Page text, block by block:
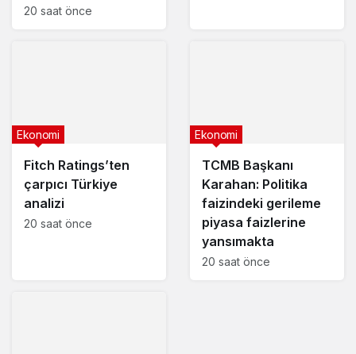
20 saat önce
Fitch Ratings’ten
çarpıcı Türkiye
analizi
Ekonomi
20 saat önce
TCMB Başkanı
Karahan: Politika
faizindeki gerileme
piyasa faizlerine
yansımakta
Ekonomi
20 saat önce